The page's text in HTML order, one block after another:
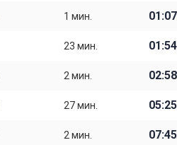
1 мин. 01:07
23 мин. 01:54
2 мин. 02:58
27 мин. 05:25
2 мин. 07:45